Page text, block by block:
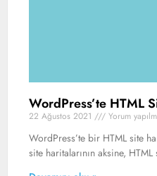
WordPress’te HTML
22 Ağustos 2021 Yorum
WordPress’te bir HTML site
site haritalarının aksine,